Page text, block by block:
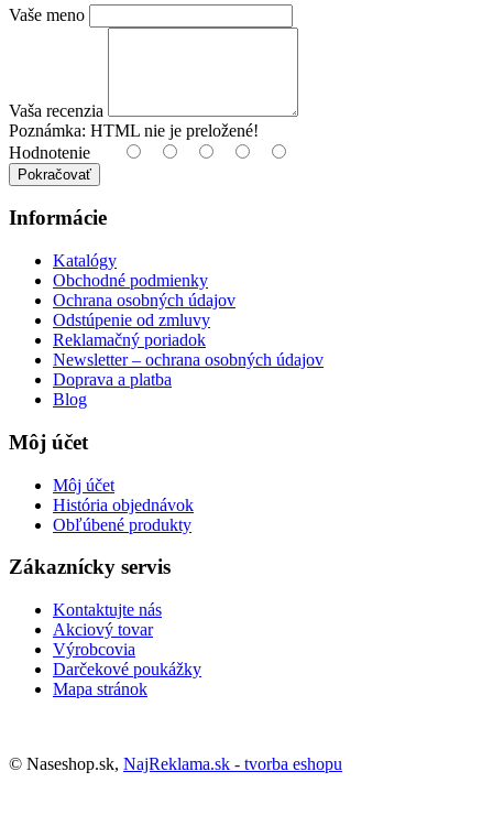
Vaše meno
Vaša recenzia
Poznámka: HTML nie je preložené!
Hodnotenie
Pokračovať
Informácie
Katalógy
Obchodné podmienky
Ochrana osobných údajov
Odstúpenie od zmluvy
Reklamačný poriadok
Newsletter – ochrana osobných údajov
Doprava a platba
Blog
Môj účet
Môj účet
História objednávok
Obľúbené produkty
Zákaznícky servis
Kontaktujte nás
Akciový tovar
Výrobcovia
Darčekové poukážky
Mapa stránok
© Naseshop.sk, NajReklama.sk - tvorba eshopu